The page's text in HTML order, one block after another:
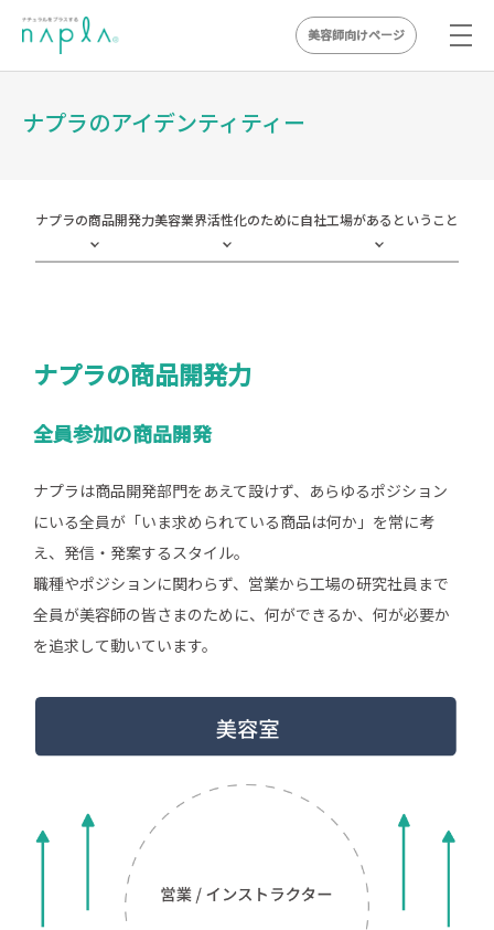
美容師向けページ
ナプラのアイデンティティー
ナプラの商品開発力美容業界活性化のために自社工場があるということ
ナプラの商品開発力
全員参加の商品開発
ナプラは商品開発部門をあえて設けず、あらゆるポジション
にいる全員が「いま求められている商品は何か」を常に考
え、発信・発案するスタイル。
職種やポジションに関わらず、営業から工場の研究社員まで
全員が美容師の皆さまのために、何ができるか、何が必要か
を追求して動いています。